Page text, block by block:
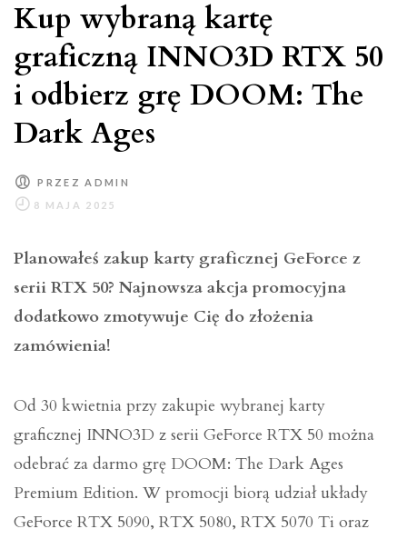
Kup wybraną kartę
graficzną INNO3D RTX 50
i odbierz grę DOOM: The
Dark Ages
PRZEZADMIN
Planowałeś zakup karty graficznej GeForce z
serii RTX 50? Najnowsza akcja promocyjna
dodatkowo zmotywuje Cię do złożenia
zamówienia!
Od 30 kwietnia przy zakupie wybranej karty
graficznej INNO3D z serii GeForce RTX 50 można
odebrać za darmo grę DOOM: The Dark Ages
Premium Edition. W promocji biorą udział układy
GeForce RTX 5090, RTX 5080, RTX 5070 Ti oraz